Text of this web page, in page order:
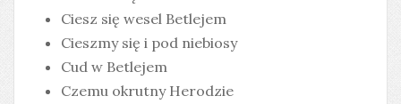
Ciesz się wesel Betlejem
Cieszmy się i pod niebiosy
Cud w Betlejem
Czemu okrutny Herodzie